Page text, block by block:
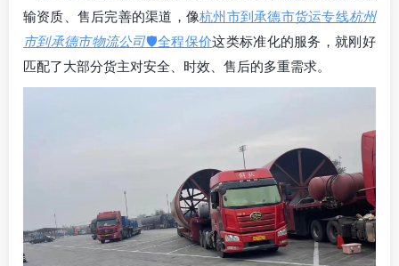
输资质、售后完善的渠道，像杭州市到承德市货运专线杭州
市到承德市物流公司🛡️全程保价这类标准化的服务，就刚好
匹配了大部分货主对安全、时效、售后的多重需求。